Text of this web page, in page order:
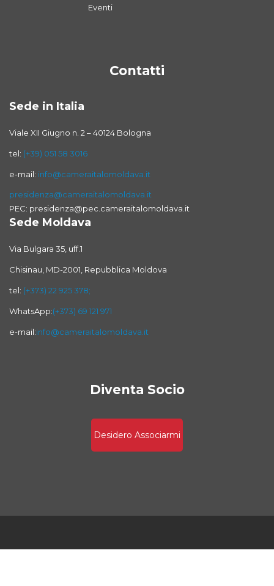
Eventi
Contatti
Sede in Italia
Viale XII Giugno n. 2 – 40124 Bologna
tel: (+39) 051 58 3016
e-mail: info@cameraitalomoldava.it
presidenza@cameraitalomoldava.it
PEC: presidenza@pec.cameraitalomoldava.it
Sede Moldava
Via Bulgara 35, uff.1
Chisinau, MD-2001, Repubblica Moldova
tel: (+373) 22 925 378;
WhatsApp:(+373) 69 121 971
e-mail:info@cameraitalomoldava.it
Diventa Socio
Desidero Associarmi